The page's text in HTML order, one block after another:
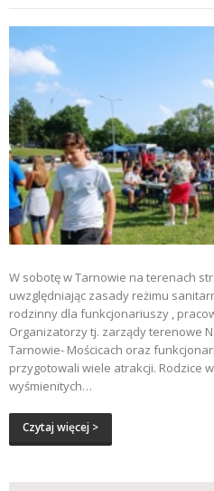
W sobotę w Tarnowie na terenach
uwzględniając zasady reżimu
rodzinny dla funkcjonariuszy ,
Organizatorzy tj. zarządy terenowe
Tarnowie- Mościcach oraz
przygotowali wiele atrakcji. Rodzice
wyśmienitych…
Czytaj więcej >